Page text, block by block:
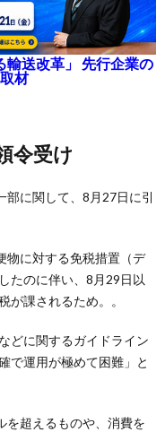
輸送改革」 先行企業の
材
令受け
部に関して、8月27日に引
物に対する免税措置（デ
たのに伴い、8月29日以
が課されるため。。
どに関するガイドライン
で運用が極めて困難」と
を超えるものや、消費を